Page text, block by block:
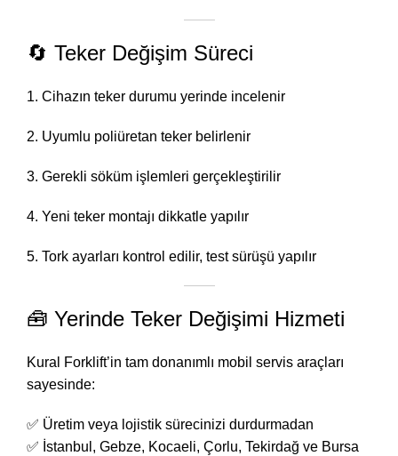
🔄 Teker Değişim Süreci
Cihazın teker durumu yerinde incelenir
Uyumlu poliüretan teker belirlenir
Gerekli söküm işlemleri gerçekleştirilir
Yeni teker montajı dikkatle yapılır
Tork ayarları kontrol edilir, test sürüşü yapılır
🧰 Yerinde Teker Değişimi Hizmeti
Kural Forklift’in tam donanımlı mobil servis araçları
sayesinde:
✅ Üretim veya lojistik sürecinizi durdurmadan
✅ İstanbul, Gebze, Kocaeli, Çorlu, Tekirdağ ve Bursa